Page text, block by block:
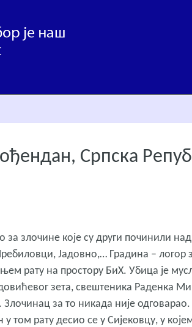
Српска
злочине које су други починили
Јадовно,… Градина – логор
рату на простору БиХ. Убица је
зета, свештеника Раденка
за то никада није
том рату десио се у Сијековцу, у